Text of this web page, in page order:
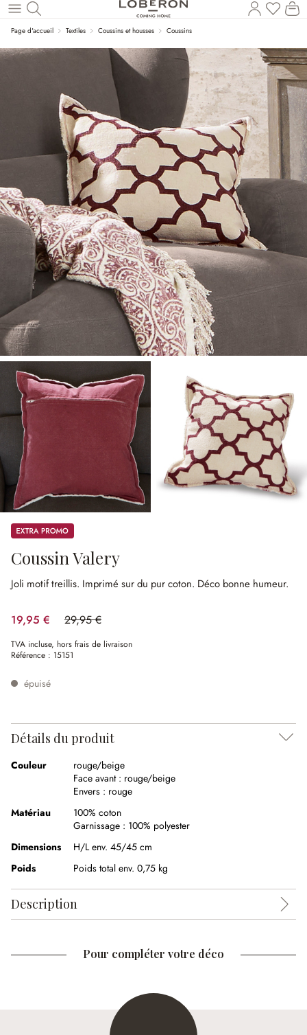
Revenir au contenu principal
Vous
Page d'accueil Textiles Coussins et housses Coussins
Promos
Coussin Valery
Joli motif treillis. Imprimé sur du pur coton. Déco bonne humeur.
19,95 € 29,95 €
(33.39%spared)
TVA incluse, hors frais de livraison
Référence : 15151
épuisé
Détails du produit
Couleur
rouge/beige
Face avant : rouge/beige
Envers : rouge
Matériau
100% coton
Garnissage : 100% polyester
Dimensions
H/L env. 45/45 cm
Poids
Poids total env. 0,75 kg
Description
Pour compléter votre déco